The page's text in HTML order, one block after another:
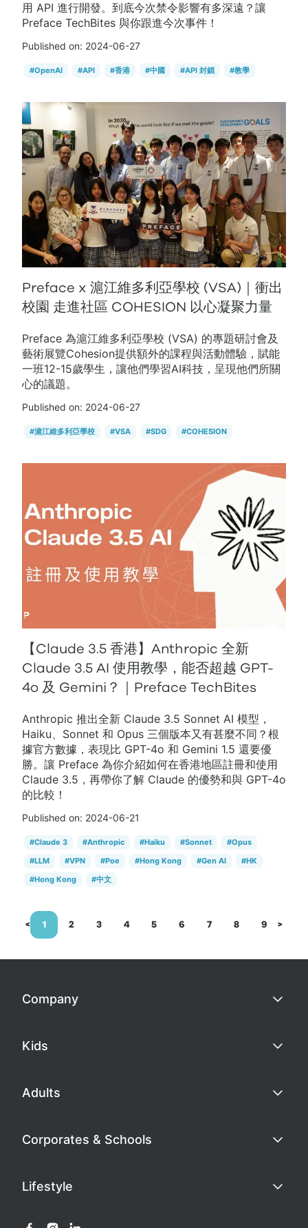
用 API 進行開發。到底今次禁令影響有多深遠？讓
Preface TechBites 與你跟進今次事件！
Published on: 2024-06-27
#OpenAI #API #香港 #中國 #API 封鎖 #教學
Preface x 滬江維多利亞學校 (VSA)｜衝出
校園 走進社區 COHESION 以心凝聚力量
Preface 為滬江維多利亞學校 (VSA) 的專題研討會及
藝術展覽Cohesion提供額外的課程與活動體驗，賦能
一班12-15歲學生，讓他們學習AI科技，呈現他們所關
心的議題。
Published on: 2024-06-27
#滬江維多利亞學校 #VSA #SDG #COHESION
【Claude 3.5 香港】Anthropic 全新
Claude 3.5 AI 使用教學，能否超越 GPT-
4o 及 Gemini？｜Preface TechBites
Anthropic 推出全新 Claude 3.5 Sonnet AI 模型，
Haiku、Sonnet 和 Opus 三個版本又有甚麼不同？根
據官方數據，表現比 GPT-4o 和 Gemini 1.5 還要優
勝。讓 Preface 為你介紹如何在香港地區註冊和使用
Claude 3.5，再帶你了解 Claude 的優勢和與 GPT-4o
的比較！
Published on: 2024-06-21
#Claude 3 #Anthropic #Haiku #Sonnet #Opus
#LLM #VPN #Poe #Hong Kong #Gen AI #HK
#Hong Kong #中文
< 1 2 3 4 5 6 7 8 9 >
Company
Kids
Adults
Corporates & Schools
Lifestyle